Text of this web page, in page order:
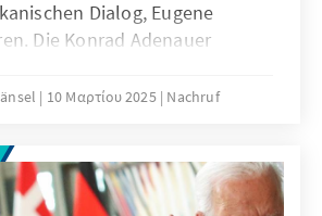
Dialog, Eugene
Die Konrad Adenauer
Rahmen des KAS-AJC
Dubow hatte dieses
aufgebaut und über
geprägt.
10 Μαρτίου 2025 Nachruf